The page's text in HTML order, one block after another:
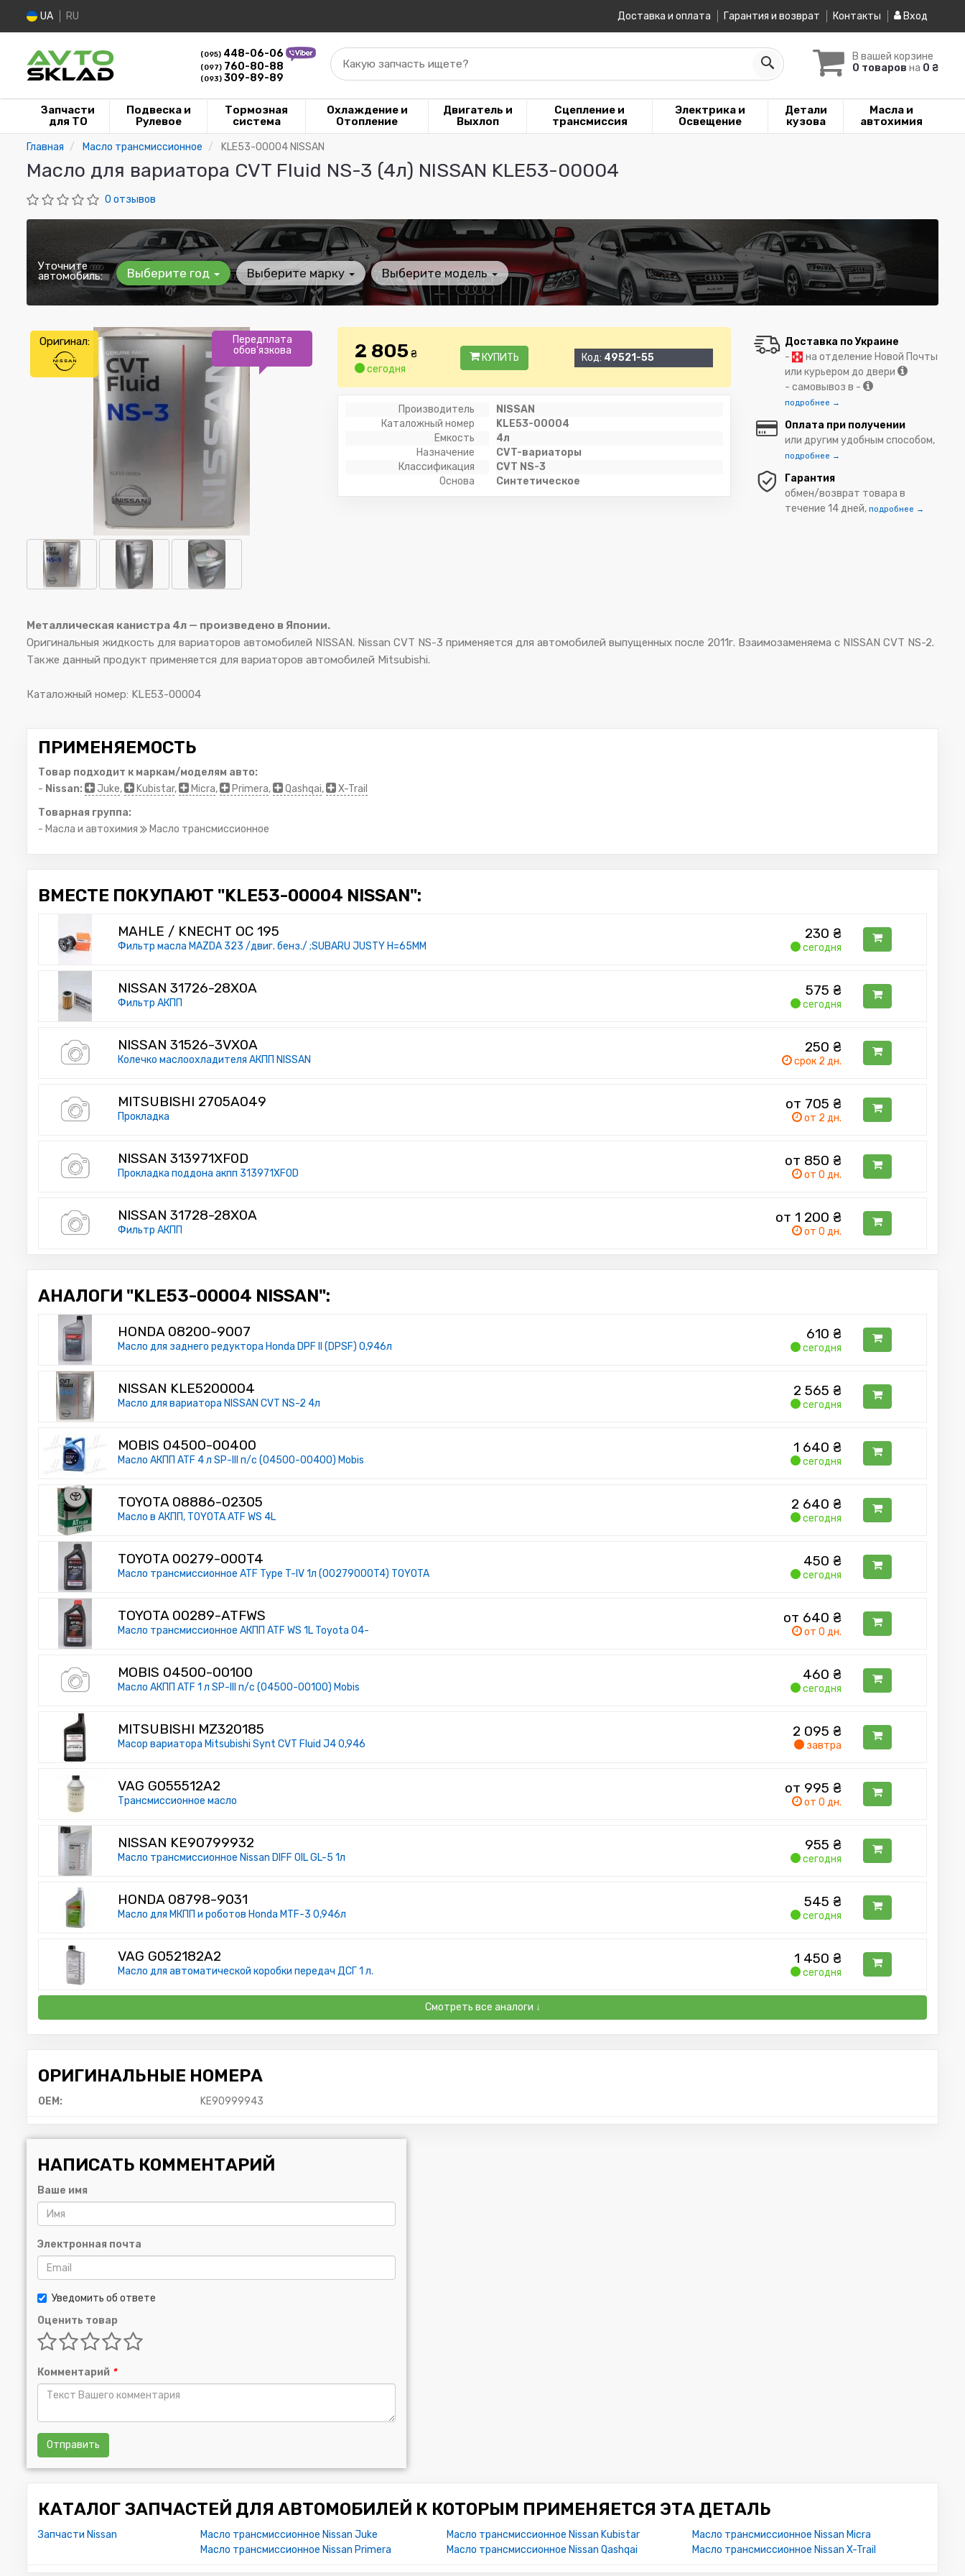
UA RU Доставка и оплата Гарантия и возврат Контакты Вход
(095) 448-06-06
(097) 760-80-88
(093) 309-89-89
В вашей корзине
0 товаров на 0 ₴
Какую запчасть ищете?
Запчасти
для ТО
Подвеска и
Рулевое
Тормозная
система
Охлаждение и
Отопление
Двигатель и
Выхлоп
Сцепление и
трансмиссия
Электрика и
Освещение
Детали
кузова
Масла и
автохимия
Главная Масло трансмиссионное KLE53-00004 NISSAN
Масло для вариатора CVT Fluid NS-3 (4л) NISSAN KLE53-00004
0 отзывов
Уточните
автомобиль: Выберите год Выберите марку Выберите модель
Передплата
обов'язкова
Оригинал: 2 805₴
сегодня
КУПИТЬ Код: 49521-55
Производитель
NISSAN
Каталожный номер
KLE53-00004
Емкость
4л
Назначение
CVT-вариаторы
Классификация
CVT NS-3
Основа
Синтетическое
Доставка по Украине
-
на отделение Новой Почты
или курьером до двери
- самовывоз в -
подробнее →
Оплата при получении
или другим удобным способом,
подробнее →
Гарантия
обмен/возврат товара в
течение 14 дней,подробнее →
Металлическая канистра 4л — произведено в Японии.
Оригинальныя жидкость для вариаторов автомобилей NISSAN. Nissan CVT NS-3 применяется для автомобилей выпущенных после 2011г. Взаимозаменяема с NISSAN CVT NS-2.
Также данный продукт применяется для вариаторов автомобилей Mitsubishi.
Каталожный номер: KLE53-00004
ПРИМЕНЯЕМОСТЬ
Товар подходит к маркам/моделям авто:
- Nissan: Juke, Kubistar, Micra, Primera, Qashqai,
X-Trail
Товарная группа:
- Масла и автохимия
Масло трансмиссионное
ВМЕСТЕ ПОКУПАЮТ "KLE53-00004 NISSAN":
MAHLE / KNECHT OC 195
Фильтр масла MAZDA 323 /двиг. бенз./ ;SUBARU JUSTY H=65MM
230 ₴
сегодня
NISSAN 31726-28X0A
Фильтр АКПП
575 ₴
сегодня
NISSAN 31526-3VX0A
Колечко маслоохладителя АКПП NISSAN
250 ₴
срок 2 дн.
MITSUBISHI 2705A049
Прокладка
от 705 ₴
от 2 дн.
NISSAN 313971XF0D
Прокладка поддона акпп 313971XF0D
от 850 ₴
от 0 дн.
NISSAN 31728-28X0A
Фильтр АКПП
от 1 200 ₴
от 0 дн.
АНАЛОГИ "KLE53-00004 NISSAN":
HONDA 08200-9007
Масло для заднего редуктора Honda DPF II (DPSF) 0,946л
610 ₴
сегодня
NISSAN KLE5200004
Масло для вариатора NISSAN CVT NS-2 4л
2 565 ₴
сегодня
MOBIS 04500-00400
Масло АКПП ATF 4 л SP-III п/с (04500-00400) Mobis
1 640 ₴
сегодня
TOYOTA 08886-02305
Масло в АКПП, TOYOTA ATF WS 4L
2 640 ₴
сегодня
TOYOTA 00279-000T4
Масло трансмиссионное ATF Type T-IV 1л (00279000T4) TOYOTA
450 ₴
сегодня
TOYOTA 00289-ATFWS
Масло трансмиссионное АКПП ATF WS 1L Toyota 04-
от 640 ₴
от 0 дн.
MOBIS 04500-00100
Масло АКПП ATF 1 л SP-III п/с (04500-00100) Mobis
460 ₴
сегодня
MITSUBISHI MZ320185
Масор вариатора Mitsubishi Synt CVT Fluid J4 0,946
2 095 ₴
завтра
VAG G055512A2
Трансмиссионное масло
от 995 ₴
от 0 дн.
NISSAN KE90799932
Масло трансмиссионное Nissan DIFF OIL GL-5 1л
955 ₴
сегодня
HONDA 08798-9031
Масло для МКПП и роботов Honda MTF-3 0,946л
545 ₴
сегодня
VAG G052182A2
Масло для автоматической коробки передач ДСГ 1 л.
1 450 ₴
сегодня
Смотреть все аналоги ↓
ОРИГИНАЛЬНЫЕ НОМЕРА
OEM: KE90999943
НАПИСАТЬ КОММЕНТАРИЙ
Ваше имя
Электронная почта
Уведомить об ответе
Оценить товар
Комментарий *
Отправить
КАТАЛОГ ЗАПЧАСТЕЙ ДЛЯ АВТОМОБИЛЕЙ К КОТОРЫМ ПРИМЕНЯЕТСЯ ЭТА ДЕТАЛЬ
Запчасти Nissan Масло трансмиссионное Nissan Juke Масло трансмиссионное Nissan Kubistar
Масло трансмиссионное Nissan Micra
Масло трансмиссионное Nissan Primera
Масло трансмиссионное Nissan Qashqai Масло трансмиссионное Nissan X-Trail